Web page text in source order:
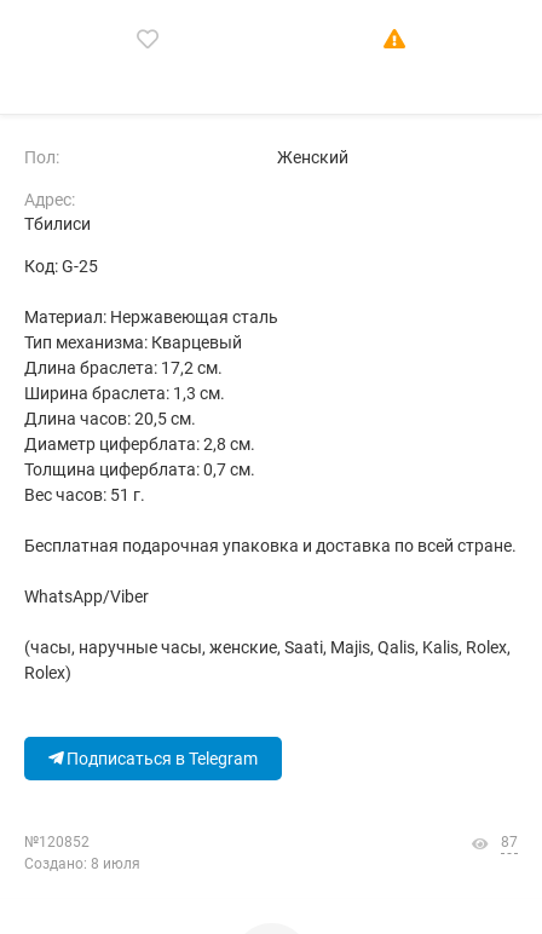
Пол: Женский
Адрес:
Тбилиси
Код: G-25
Материал: Нержавеющая сталь
Тип механизма: Кварцевый
Длина браслета: 17,2 см.
Ширина браслета: 1,3 см.
Длина часов: 20,5 см.
Диаметр циферблата: 2,8 см.
Толщина циферблата: 0,7 см.
Вес часов: 51 г.
Бесплатная подарочная упаковка и доставка по всей стране.
WhatsApp/Viber
(часы, наручные часы, женские, Saati, Majis, Qalis, Kalis, Rolex,
Rolex)
Подписаться в Telegram
№120852
Создано: 8 июля
87